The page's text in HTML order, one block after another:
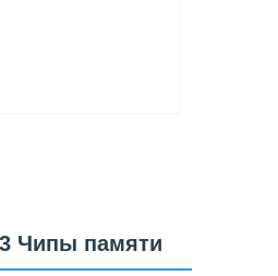
Чипы памяти